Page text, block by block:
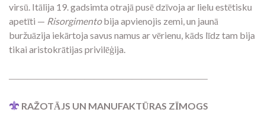
virsū. Itālija 19. gadsimta otrajā pusē dzīvoja ar lielu estētisku
apetīti — Risorgimentobija apvienojis zemi, un jaunā
buržuāzija iekārtoja savus namus ar vērienu, kāds līdz tam bija
tikai aristokrātijas privilēģija.
―――――――――――――――――――――
RAŽOTĀJS UN MANUFAKTŪRAS ZĪMOGS